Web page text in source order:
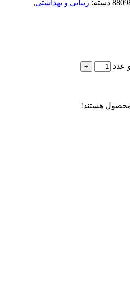
دسته: زیبایی و بهداشتی,
عدد
محصول هستند!